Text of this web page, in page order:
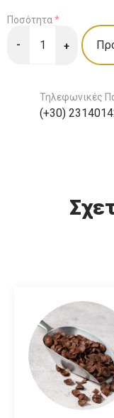
Ποσότητα*
+
-
Τηλεφωνικές
(+30)